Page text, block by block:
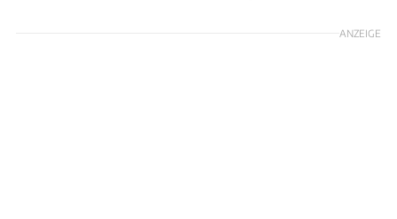
ANZEIGE